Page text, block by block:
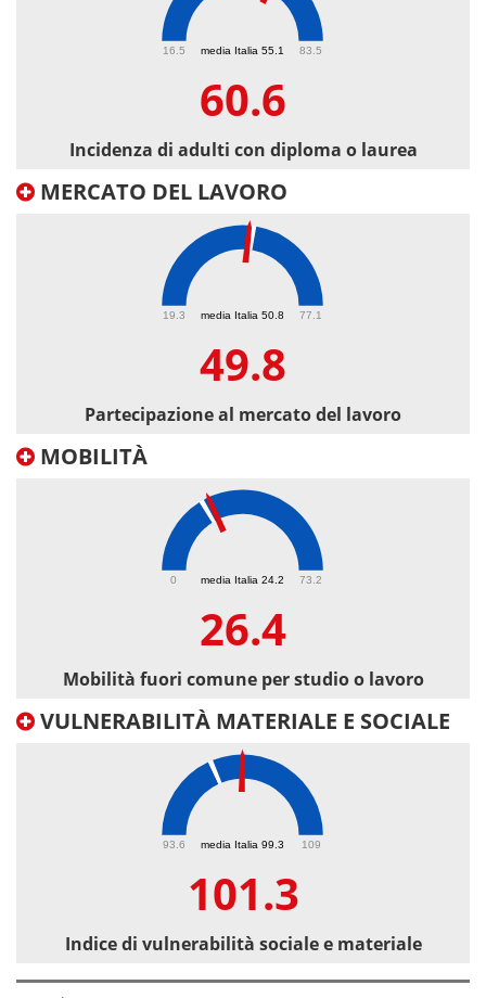
media Italia 55.1
16.5 83.5
60.6
Incidenza di adulti con diploma o laurea
MERCATO DEL LAVORO
media Italia 50.8
19.3 77.1
49.8
Partecipazione al mercato del lavoro
MOBILITÀ
media Italia 24.2
0 73.2
26.4
Mobilità fuori comune per studio o lavoro
VULNERABILITÀ MATERIALE E SOCIALE
media Italia 99.3
93.6 109
101.3
Indice di vulnerabilità sociale e materiale